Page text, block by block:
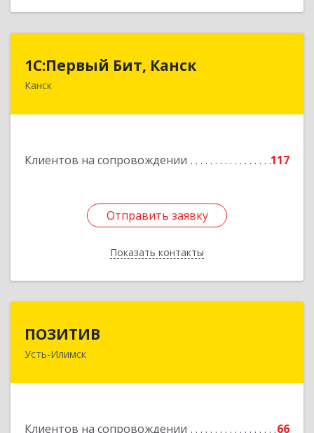
1С:Первый Бит, Канск
Канск
Клиентов на сопровождении 117
Отправить заявку
Показать контакты
Отправить заявку
Назад
ПОЗИТИВ
Усть-Илимск
Клиентов на сопровождении 66
666679, Иркутская обл, Усть-Илимск г, Дружбы